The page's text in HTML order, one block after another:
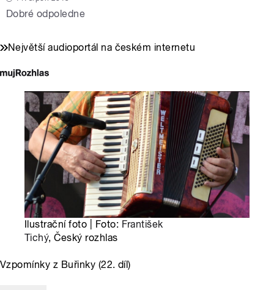
Dobré odpoledne
Největší audioportál na českém internetu
Ilustrační foto | Foto: František
Tichý, Český rozhlas
Vzpomínky z Buřinky (22. díl)